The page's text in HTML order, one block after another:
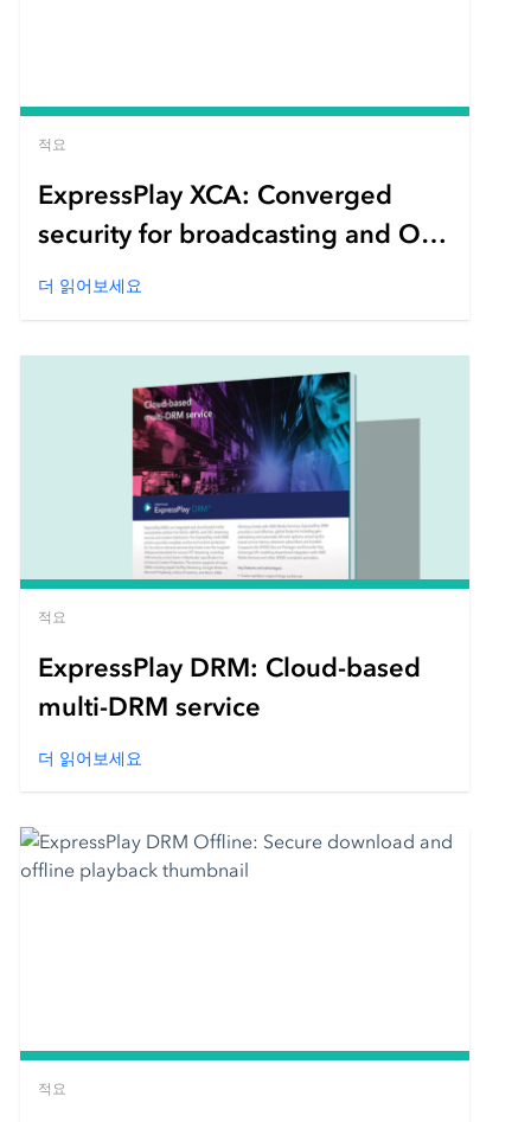
적요
ExpressPlay XCA: Converged
security for broadcasting and OTT
streaming
더 읽어보세요
적요
ExpressPlay DRM: Cloud-based
multi-DRM service
더 읽어보세요
적요